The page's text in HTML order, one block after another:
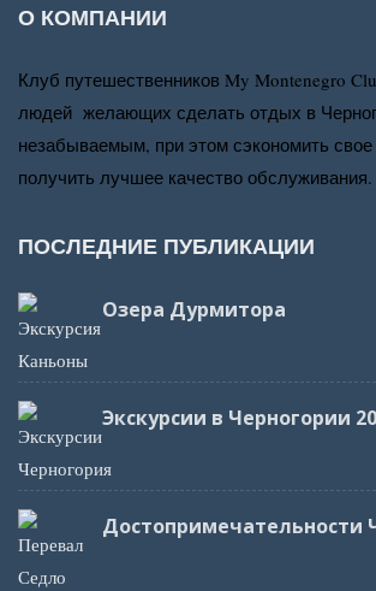
О КОМПАНИИ
Клуб путешественников My Montenegro
людей желающих сделать отдых в
незабываемым, при этом сэкономить
получить лучшее качество обслуживания.
ПОСЛЕДНИЕ ПУБЛИКАЦИИ
Озера Дурмитора
Экскурсии в Черногории
Достопримечательности